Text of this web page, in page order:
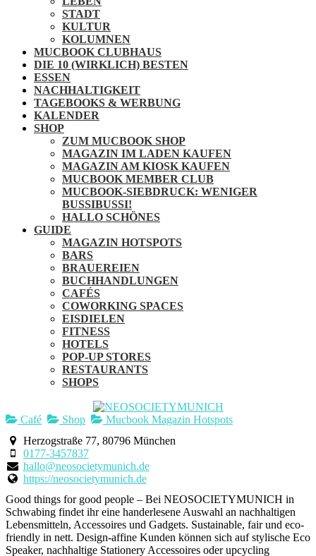
STADT
KULTUR
KOLUMNEN
MUCBOOK CLUBHAUS
DIE 10 (WIRKLICH) BESTEN
ESSEN
NACHHALTIGKEIT
TAGEBOOKS & WERBUNG
KALENDER
SHOP
ZUM MUCBOOK SHOP
MAGAZIN IM LADEN KAUFEN
MAGAZIN AM KIOSK KAUFEN
MUCBOOK MEMBER CLUB
MUCBOOK-SIEBDRUCK: WENIGER
BUSSIBUSSI!
HALLO SCHÖNES
GUIDE
MAGAZIN HOTSPOTS
BARS
BRAUEREIEN
BUCHHANDLUNGEN
CAFÉS
COWORKING SPACES
EISDIELEN
FITNESS
HOTELS
POP-UP STORES
RESTAURANTS
SHOPS
Café Shop
Mucbook Magazin Hotspots
Herzogstraße 77, 80796 München
0177-3457837
hallo@neosocietymunich.de
https://neosocietymunich.de
Good things for good people – Bei NEOSOCIETYMUNICH in
Schwabing findet ihr eine handerlesene Auswahl an nachhaltigen
Lebensmitteln, Accessoires und Gadgets. Sustainable, fair und eco-
friendly in nett. Design-affine Kunden können sich auf stylische Eco
Speaker, nachhaltige Stationery Accessoires oder upcycling